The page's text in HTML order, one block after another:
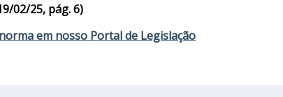
02/25, pág. 6)
em nosso Portal de Legislação